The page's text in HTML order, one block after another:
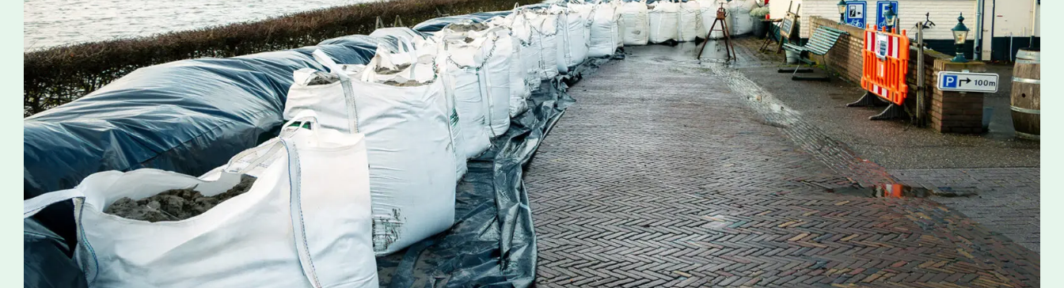
Interessant voor ondernemers zijn de webinars die de SER organiseert over de CSRD (www.ser.nl/nl/thema onderdeel ‘Duurzaamheid’). Bekijk de beknopte
samenvatting van de European Sustainability Reporting Standards op www.efrag.org. Dat geeft u een globaal beeld van de gegevens die afnemers kunnen vragen en
welke informatie mogelijk al voorhanden is binnen uw bedrijf.
Wat zijn CSRD-plichtige bedrijven?
De CSRD wordt voor de grootste, beursgenoteerde bedrijven over het boekjaar 2024 van kracht. Daarna zal
de richtlijn over het boekjaar 2025 ook gelden voor niet-beursgenoteerde grootbedrijven die niet onder de
huidige richtlijn NFRD (Non-financial Reporting Directive) vallen. Een grootbedrijf is een bedrijf dat voldoet aan
minstens twee van de drie criteria: omzet hoger dan €50 miljoen per jaar, balanstotaal van meer dan €25
miljoen en gemiddeld over een jaar meer dan 250 medewerkers. Over het boekjaar 2026 moeten ook veel
beursgenoteerde middelgrote en kleine bedrijven gaan rapporteren. Niet beursgenoteerde mkb-bedrijven zijn